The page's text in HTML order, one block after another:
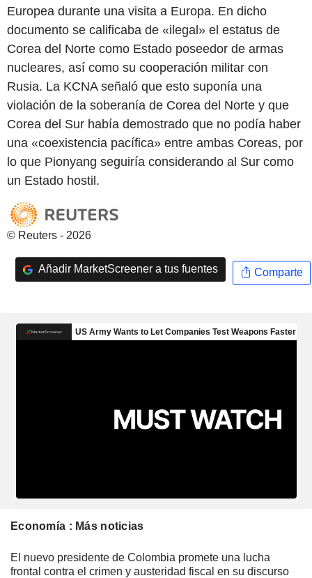
Europea durante una visita a Europa. En dicho
documento se calificaba de «ilegal» el estatus de
Corea del Norte como Estado poseedor de armas
nucleares, así como su cooperación militar con
Rusia. La KCNA señaló que esto suponía una
violación de la soberanía de Corea del Norte y que
Corea del Sur había demostrado que no podía haber
una «coexistencia pacífica» entre ambas Coreas, por
lo que Pionyang seguiría considerando al Sur como
un Estado hostil.
© Reuters - 2026
Añadir MarketScreener a tus fuentes Comparte
Economía : Más noticias
El nuevo presidente de Colombia promete una lucha
frontal contra el crimen y austeridad fiscal en su discurso